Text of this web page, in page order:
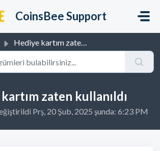
CoinsBee Support
Hediye kartım zaten kullanıldı
zaten kullanıldı
Prş, 20 Şub, 2025 şunda: 6:23 PM